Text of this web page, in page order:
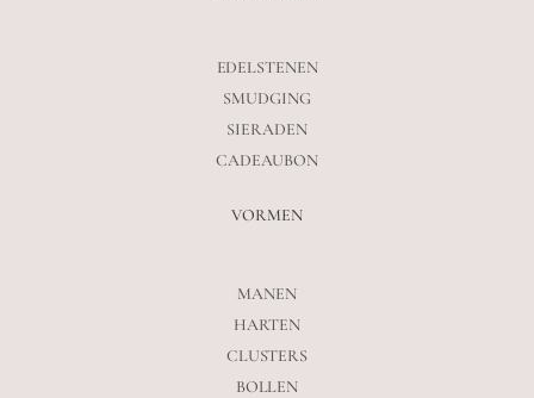
EDELSTENEN
SMUDGING
SIERADEN
CADEAUBON
VORMEN
MANEN
HARTEN
CLUSTERS
BOLLEN